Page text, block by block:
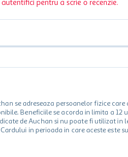
autentifici pentru a scrie o recenzie.
se adreseaza persoanelor fizice
Beneficiile se acorda in limita a
de Auchan si nu poate fi utilizat in
in perioada in care aceste este